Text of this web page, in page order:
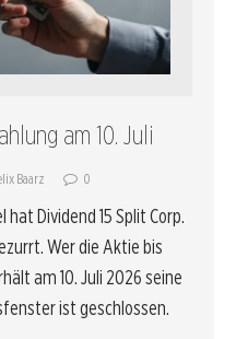
am 10. Juli
Baarz 0
Dividend 15 Split Corp.
Wer die Aktie bis
am 10. Juli 2026 seine
ist geschlossen.